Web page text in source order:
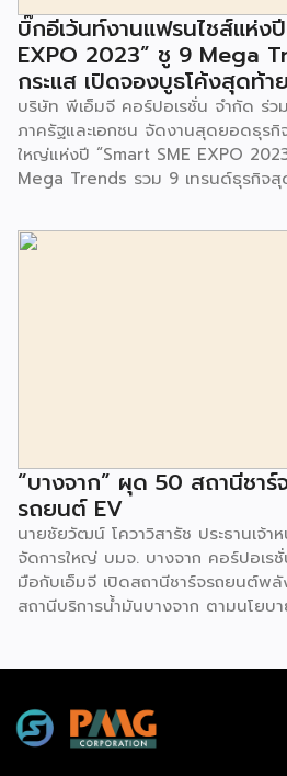
จนประชาชนในชุมชนและพื้นที่ใกล้เคี
และนักเรียนจากศูนย์พัฒนาเด็กเล็กก่อ
ร่วมเป็นเกียรติในพิธีดังกล่าว โครงก
เผาไหม้ฯ ยังมีกิจกรรมเพื่อสังคมหรือ
ชุมชนรอบๆ พื้นที่โครงการอย่างต่อเ
ประชาสัมพันธ์ […]
บิ๊กอีเว้นท์งานแฟรนไชส์แห่ง
EXPO 2023” ชู 9 Mega
กระแส เปิดจองบูธโค้งสุดท้า
บริษัท พีเอ็มจี คอร์ปอเรชั่น จำกัด ร่
ภาครัฐและเอกชน จัดงานสุดยอดธุร
ใหญ่แห่งปี “Smart SME EXPO
Mega Trends รวม 9 เทรนด์ธุรกิจสุ
Trends, Coffee & Beverage
Health & Wellness Trends, E-
“บางจาก” ผุด 50 สถานีชาร์
รถยนต์ EV
นายชัยวัฒน์ โควาวิสารัช ประธานเจ้า
จัดการใหญ่ บมจ. บางจาก คอร์ปอเร
มือกับเอ็มจี เปิดสถานีชาร์จรถยนต์พลั
สถานีบริการน้ำมันบางจาก ตามนโยบ
สถานีบริการน้ำมันบางจากมีสถานีชาร์จ
และต่างจังหวัด ครอบคลุมทั่วประเทศ